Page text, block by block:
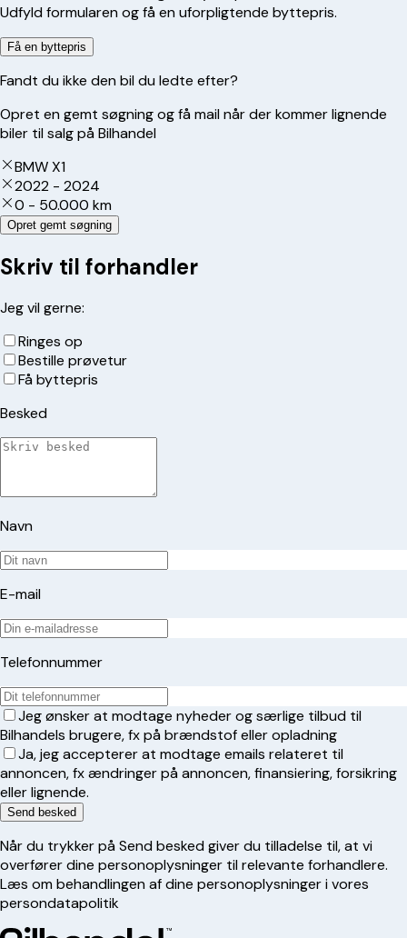
Udfyld formularen og få en uforpligtende byttepris.
Få en byttepris
Fandt du ikke den bil du ledte efter?
Opret en gemt søgning og få mail når der kommer lignende
biler til salg på Bilhandel
BMW X1
2022 - 2024
0 - 50.000 km
Opret gemt søgning
Skriv til forhandler
Jeg vil gerne:
Ringes op
Bestille prøvetur
Få byttepris
Besked
Navn
E-mail
Telefonnummer
Jeg ønsker at modtage nyheder og særlige tilbud til
Bilhandels brugere, fx på brændstof eller opladning
Ja, jeg accepterer at modtage emails relateret til
annoncen, fx ændringer på annoncen, finansiering, forsikring
eller lignende.
Send besked
Når du trykker på Send besked giver du tilladelse til, at vi
overfører dine personoplysninger til relevante forhandlere.
Læs om behandlingen af dine personoplysninger i vores
persondatapolitik